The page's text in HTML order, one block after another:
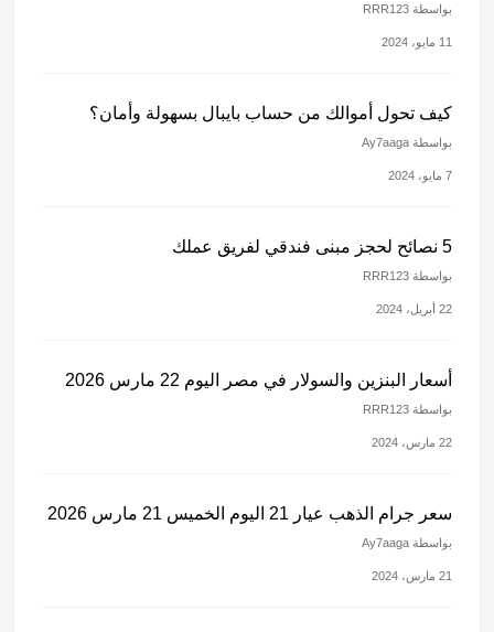
بواسطة RRR123
11 مايو، 2024
كيف تحول أموالك من حساب بايبال بسهولة وأمان؟
بواسطة Ay7aaga
7 مايو، 2024
5 نصائح لحجز مبنى فندقي لفريق عملك
بواسطة RRR123
22 أبريل، 2024
أسعار البنزين والسولار في مصر اليوم 22 مارس 2026
بواسطة RRR123
22 مارس، 2024
سعر جرام الذهب عيار 21 اليوم الخميس 21 مارس 2026
بواسطة Ay7aaga
21 مارس، 2024